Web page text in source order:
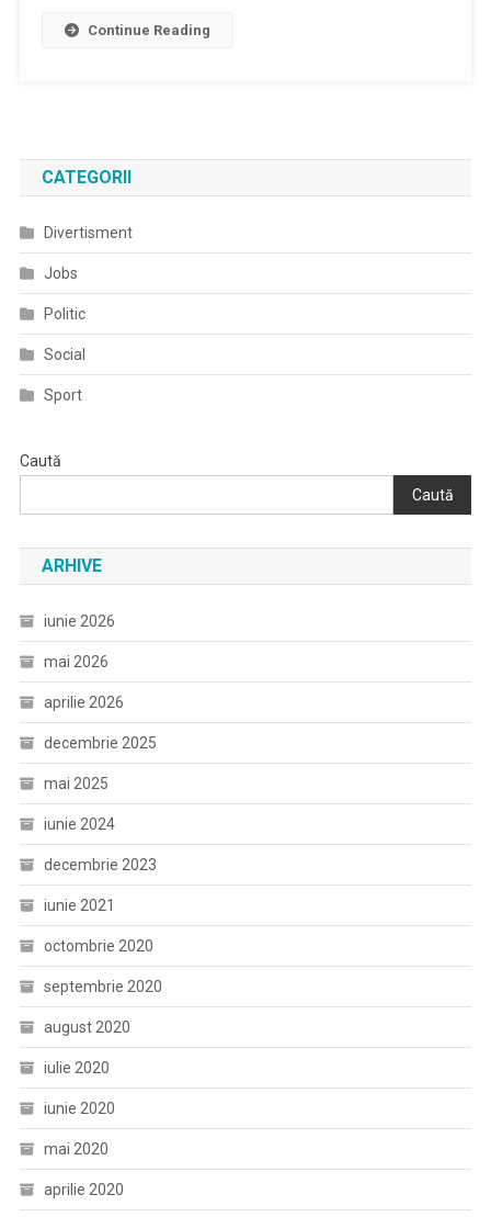
Continue Reading
CATEGORII
Divertisment
Jobs
Politic
Social
Sport
Caută
Caută
ARHIVE
iunie 2026
mai 2026
aprilie 2026
decembrie 2025
mai 2025
iunie 2024
decembrie 2023
iunie 2021
octombrie 2020
septembrie 2020
august 2020
iulie 2020
iunie 2020
mai 2020
aprilie 2020